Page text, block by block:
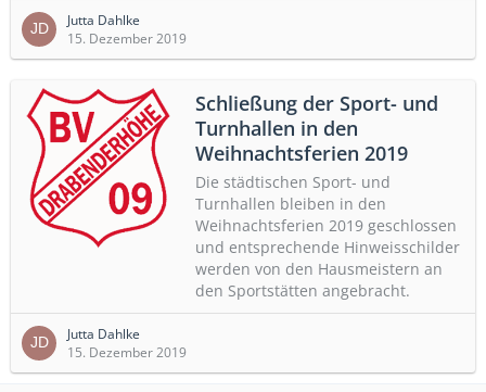
Jutta Dahlke
15. Dezember 2019
Schließung der Sport- und
Turnhallen in den
Weihnachtsferien 2019
Die städtischen Sport- und
Turnhallen bleiben in den
Weihnachtsferien 2019 geschlossen
und ​entsprechende Hinweisschilder
werden von den Hausmeistern an
den Sportstätten angebracht.
Jutta Dahlke
15. Dezember 2019